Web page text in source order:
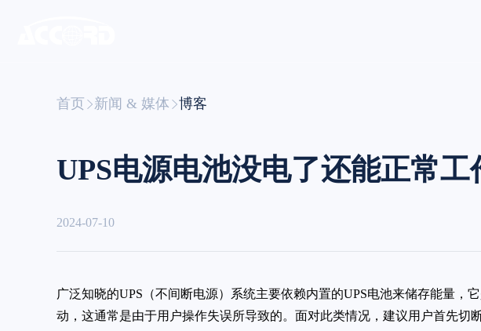
首页 新闻 & 媒体 博客
UPS电源电池没电了还能正常工
2024-07-10
广泛知晓的UPS（不间断电源）系统主要依赖内置的UPS电池来储存能量
动，这通常是由于用户操作失误所导致的。面对此类情况，建议用户首先切